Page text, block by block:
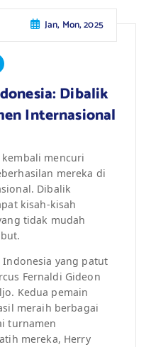
Jan, Mon, 2025
Dibalik
Internasional
mencuri
mereka di
Dibalik
kisah-kisah
tidak mudah
yang patut
Fernaldi Gideon
Kedua pemain
meraih berbagai
turnamen
mereka, Herry